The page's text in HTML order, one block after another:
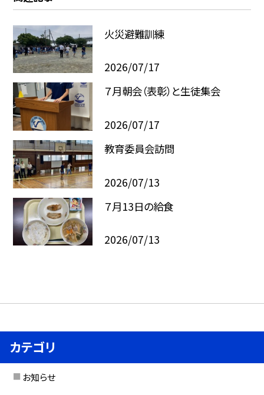
火災避難訓練
2026/07/17
７月朝会（表彰）と生徒集会
2026/07/17
教育委員会訪問
2026/07/13
７月13日の給食
2026/07/13
カテゴリ
お知らせ